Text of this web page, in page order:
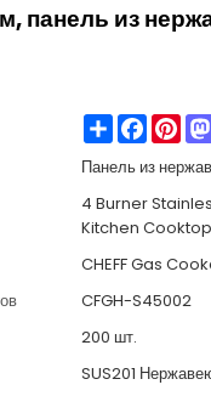
панель из
Share
Панель из
4 Burner
Kitchen
CHEFF Gas
CFGH-S45002
200 шт.
SUS201